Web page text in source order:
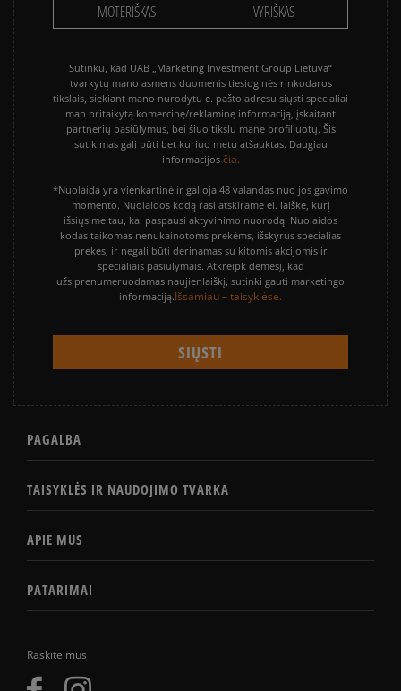
Raskite mus
MOTERIŠKAS VYRIŠKAS
Sutinku, kad UAB „Marketing Investment Group Lietuva“
tvarkytų mano asmens duomenis tiesioginės rinkodaros
tikslais, siekiant mano nurodytu e. pašto adresu siųsti specialiai
man pritaikytą komercinę/reklaminę informaciją, įskaitant
partnerių pasiūlymus, bei šiuo tikslu mane profiliuotų. Šis
sutikimas gali būti bet kuriuo metu atšauktas. Daugiau
informacijos čia.
*Nuolaida yra vienkartinė ir galioja 48 valandas nuo jos gavimo
momento. Nuolaidos kodą rasi atskirame el. laiške, kurį
išsiųsime tau, kai paspausi aktyvinimo nuorodą. Nuolaidos
kodas taikomas nenukainotoms prekėms, išskyrus specialias
prekes, ir negali būti derinamas su kitomis akcijomis ir
specialiais pasiūlymais. Atkreipk dėmesį, kad
užsiprenumeruodamas naujienlaiškį, sutinki gauti marketingo
informaciją.Išsamiau – taisyklėse.
PAGALBA
TAISYKLĖS IR NAUDOJIMO TVARKA
APIE MUS
PATARIMAI